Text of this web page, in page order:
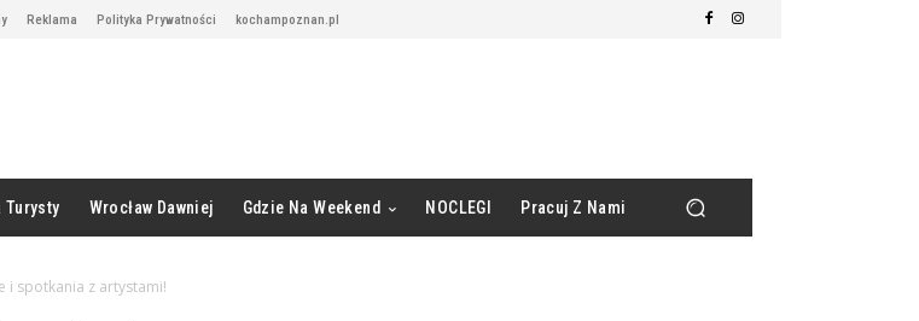
Reklama Polityka Prywatności kochampoznan.pl
Turysty Wrocław Dawniej Gdzie Na Weekend NOCLEGI Pracuj Z Nami
i spotkania z artystami!